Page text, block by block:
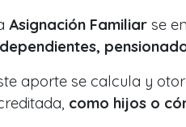
Asignación Familiar se
aporte se calcula y
como hijos o